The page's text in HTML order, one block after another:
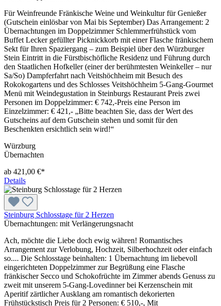
Für Weinfreunde Fränkische Weine und Weinkultur für Genießer
(Gutschein einlösbar von Mai bis September) Das Arrangement: 2
Übernachtungen im Doppelzimmer Schlemmerfrühstück vom
Buffet Lecker gefüllter Picknickkorb mit einer Flasche fränkischem
Sekt für Ihren Spaziergang – zum Beispiel über den Würzburger
Stein Eintritt in die Fürstbischöfliche Residenz und Führung durch
den Staatlichen Hofkeller (einer der berühmtesten Weinkeller – nur
Sa/So) Dampferfahrt nach Veitshöchheim mit Besuch des
Rokokogartens und des Schlosses Veitshöchheim 5-Gang-Gourmet
Menü mit Weindegustation in Steinburgs Restaurant Preis zwei
Personen im Doppelzimmer: € 742,-Preis eine Person im
Einzelzimmer: € 421,- „Bitte beachten Sie, dass der Wert des
Gutscheins auf dem Gutschein stehen und somit für den
Beschenkten ersichtlich sein wird!“
Würzburg
Übernachten
ab 421,00 €*
Details
Steinburg Schlosstage für 2 Herzen
Übernachtungen: mit Verlängerungsnacht
Ach, möchte die Liebe doch ewig währen! Romantisches
Arrangement zur Verlobung, Hochzeit, Silberhochzeit oder einfach
so.... Die Schlosstage beinhalten: 1 Übernachtung im liebevoll
eingerichteten Doppelzimmer zur Begrüßung eine Flasche
fränkischer Secco und Schokofrüchte im Zimmer abends Genuss zu
zweit mit unserem 5-Gang-Lovedinner bei Kerzenschein mit
Aperitif zärtlicher Ausklang am romantisch dekorierten
Frühstückstisch Preis für 2 Personen: € 510,-, Mit